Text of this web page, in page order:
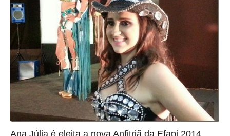
Ana Júlia é eleita a nova Anfitriã da Efapi 2014